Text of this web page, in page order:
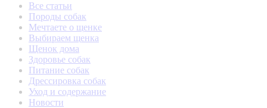
Все статьи
Породы собак
Мечтаете о щенке
Выбираем щенка
Щенок дома
Здоровье собак
Питание собак
Дрессировка собак
Уход и содержание
Новости